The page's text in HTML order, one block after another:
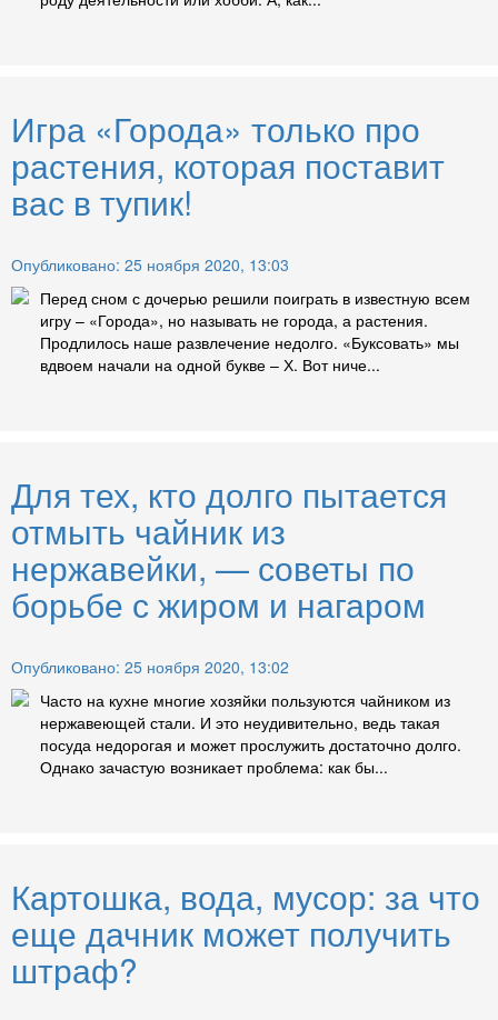
Игра «Города» только про
растения, которая поставит
вас в тупик!
Опубликовано: 25 ноября 2020, 13:03
Перед сном с дочерью решили поиграть в известную всем
игру – «Города», но называть не города, а растения.
Продлилось наше развлечение недолго. «Буксовать» мы
вдвоем начали на одной букве – Х. Вот ниче...
Для тех, кто долго пытается
отмыть чайник из
нержавейки, — советы по
борьбе с жиром и нагаром
Опубликовано: 25 ноября 2020, 13:02
Часто на кухне многие хозяйки пользуются чайником из
нержавеющей стали. И это неудивительно, ведь такая
посуда недорогая и может прослужить достаточно долго.
Однако зачастую возникает проблема: как бы...
Картошка, вода, мусор: за что
еще дачник может получить
штраф?